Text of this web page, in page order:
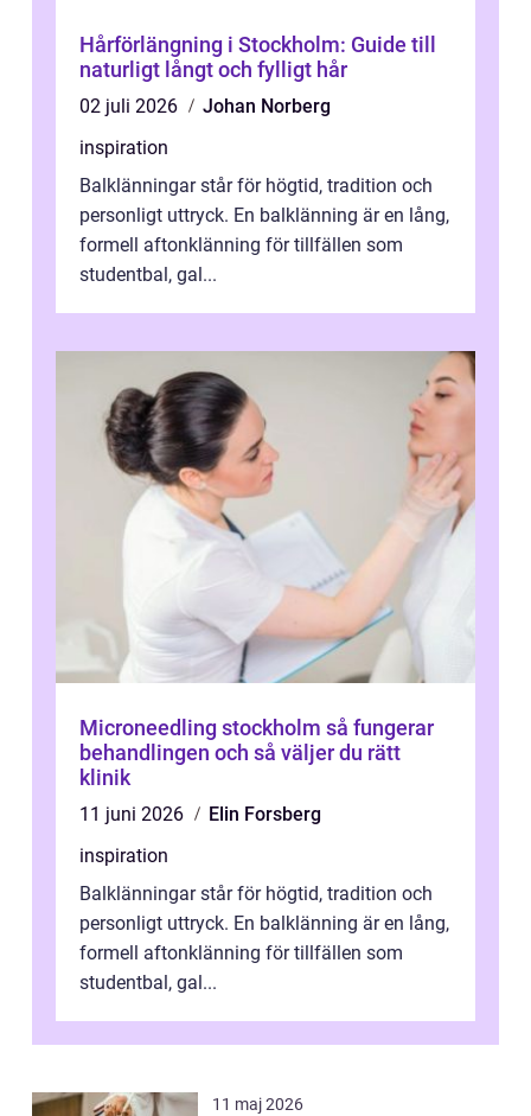
Hårförlängning i Stockholm: Guide till
naturligt långt och fylligt hår
02 juli 2026
Johan Norberg
inspiration
Balklänningar står för högtid, tradition och
personligt uttryck. En balklänning är en lång,
formell aftonklänning för tillfällen som
studentbal, gal...
Microneedling stockholm så fungerar
behandlingen och så väljer du rätt
klinik
11 juni 2026
Elin Forsberg
inspiration
Balklänningar står för högtid, tradition och
personligt uttryck. En balklänning är en lång,
formell aftonklänning för tillfällen som
studentbal, gal...
11 maj 2026